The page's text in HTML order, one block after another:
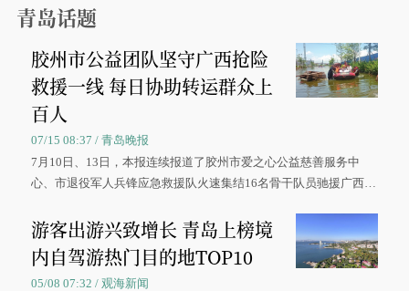
青岛话题
胶州市公益团队坚守广西抢险
救援一线 每日协助转运群众上
百人
07/15 08:37 / 青岛晚报
7月10日、13日，本报连续报道了胶州市爱之心公益慈善服务中
心、市退役军人兵锋应急救援队火速集结16名骨干队员驰援广西灾
游客出游兴致增长 青岛上榜境
内自驾游热门目的地TOP10
05/08 07:32 / 观海新闻